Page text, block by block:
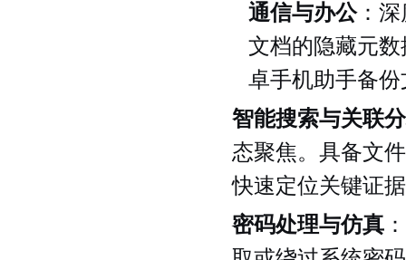
通信与办公：深
文档的隐藏元
卓手机助手备
智能搜索与关联
态聚焦。具备文
快速定位关键证
密码处理与仿真